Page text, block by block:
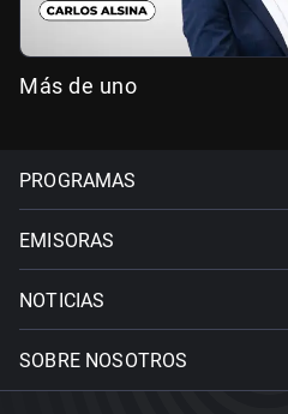
Más de uno
PROGRAMAS
EMISORAS
NOTICIAS
SOBRE NOSOTROS